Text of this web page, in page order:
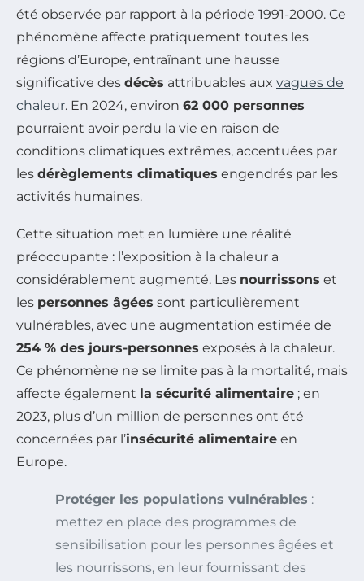
été observée par rapport à la période 1991-2000. Ce
phénomène affecte pratiquement toutes les
régions d’Europe, entraînant une hausse
significative des décès attribuables aux vagues de
chaleur. En 2024, environ 62 000 personnes
pourraient avoir perdu la vie en raison de
conditions climatiques extrêmes, accentuées par
les dérèglements climatiques engendrés par les
activités humaines.
Cette situation met en lumière une réalité
préoccupante : l’exposition à la chaleur a
considérablement augmenté. Les nourrissons et
les personnes âgées sont particulièrement
vulnérables, avec une augmentation estimée de
254 % des jours-personnes exposés à la chaleur.
Ce phénomène ne se limite pas à la mortalité, mais
affecte également la sécurité alimentaire ; en
2023, plus d’un million de personnes ont été
concernées par l’insécurité alimentaire en
Europe.
Protéger les populations vulnérables :
mettez en place des programmes de
sensibilisation pour les personnes âgées et
les nourrissons, en leur fournissant des